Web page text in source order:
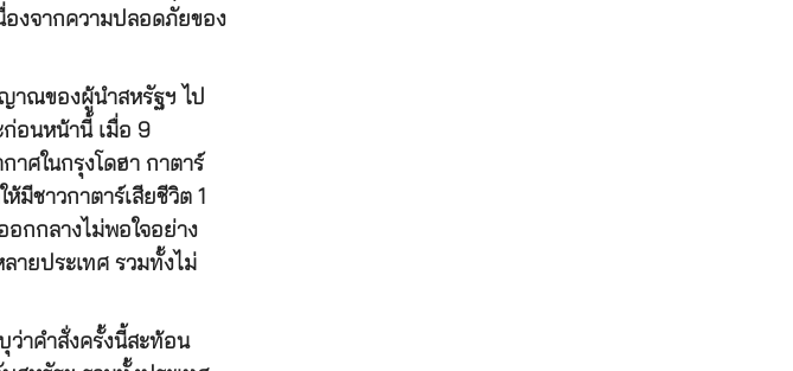
องจากความปลอดภัยของ
าณของผู้นำสหรัฐฯ ไป
ก่อนหน้านี้ เมื่อ 9
าศในกรุงโดฮา กาตาร์
มีชาวกาตาร์เสียชีวิต 1
อกกลางไม่พอใจอย่าง
ายประเทศ รวมทั้งไม่
ว่าคำสั่งครั้งนี้สะท้อน